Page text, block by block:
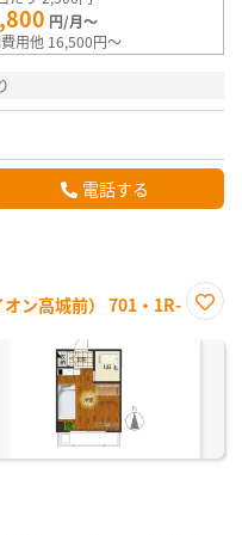
円/月～
用他 16,500円～
電話する
ン高城前） 701・1R-
に入